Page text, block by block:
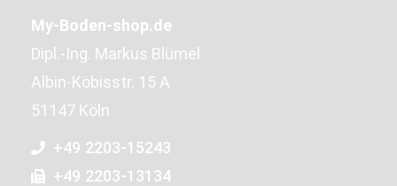
My-Boden-shop.de
Dipl.-Ing. Markus Blümel
Albin-Köbisstr. 15 A
51147 Köln
+49 2203-15243
+49 2203-13134